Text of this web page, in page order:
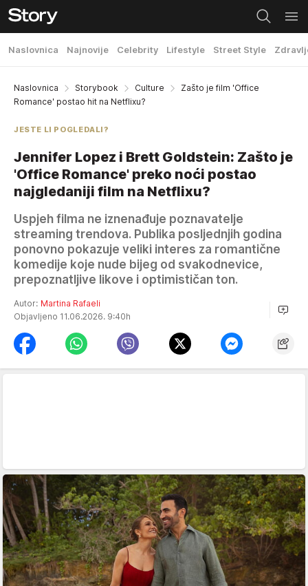
Naslovnica Najnovije Celebrity Lifestyle Street Style
Naslovnica Storybook Culture
Zašto je film 'Office
Romance' postao hit na Netflixu?
JESTE LI POGLEDALI?
Jennifer Lopez i Brett Goldstein: Zašto je
'Office Romance' preko noći postao
najgledaniji film na Netflixu?
Uspjeh filma ne iznenađuje poznavatelje
streaming trendova. Publika posljednjih godina
ponovno pokazuje veliki interes za romantične
komedije koje nude bijeg od svakodnevice,
prepoznatljive likove i optimističan ton.
Autor: Martina Rafaeli
Objavljeno 11.06.2026. 9:40h